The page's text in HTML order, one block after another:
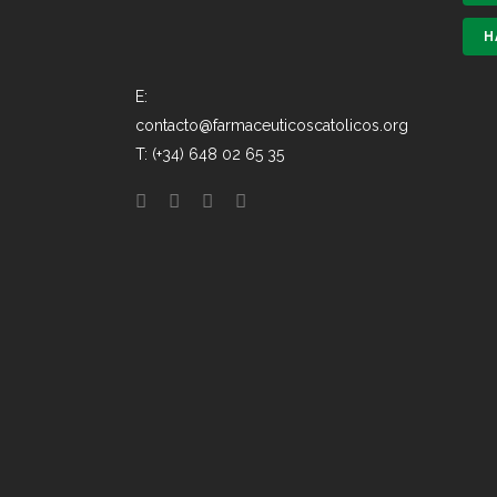
E:
contacto@farmaceuticoscatolicos.org
T: (+34) 648 02 65 35